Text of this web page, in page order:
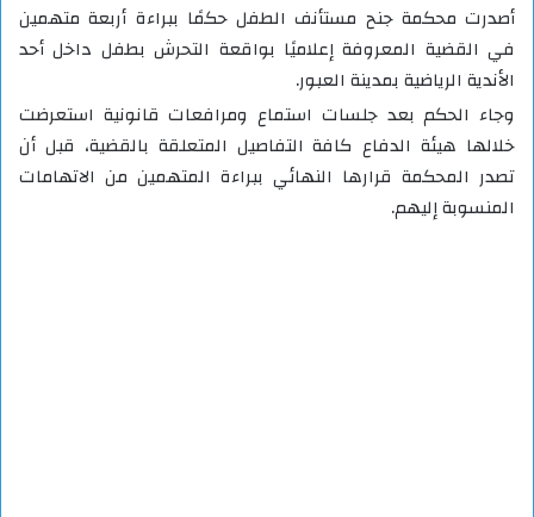
أصدرت محكمة جنح مستأنف الطفل حكمًا ببراءة أربعة متهمين
في القضية المعروفة إعلاميًا بواقعة التحرش بطفل داخل أحد
الأندية الرياضية بمدينة العبور.
وجاء الحكم بعد جلسات استماع ومرافعات قانونية استعرضت
خلالها هيئة الدفاع كافة التفاصيل المتعلقة بالقضية، قبل أن
تصدر المحكمة قرارها النهائي ببراءة المتهمين من الاتهامات
المنسوبة إليهم.